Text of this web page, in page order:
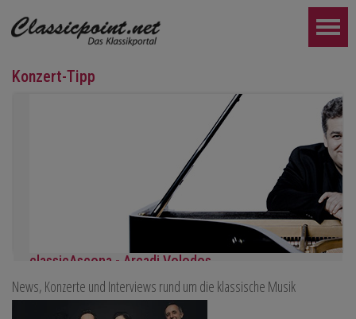
Konzert-Tipp
classicAscona - Arcadi Volodos
Klavierrezital
Samstag, 19.09, 19:30 in Ascona
News, Konzerte und Interviews rund um die klassische Musik